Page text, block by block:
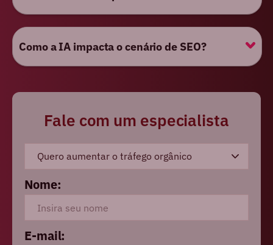
Como a IA impacta o cenário de SEO?
Fale com um especialista
Nome:
E-mail: